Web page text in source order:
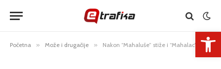
Početna » Može i drugačije » Nakon “Mahaluše” stiže i “Mahalac”